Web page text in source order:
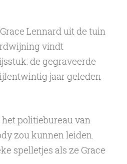
Lennard uit de tuin
vindt
de gegraveerde
jaar geleden
politiebureau van
zou kunnen leiden.
spelletjes als ze Grace